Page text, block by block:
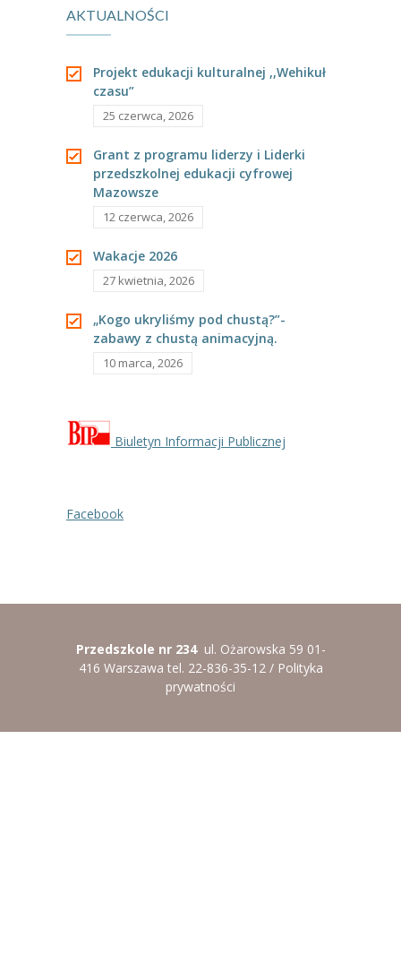
AKTUALNOŚCI
Projekt edukacji kulturalnej ,,Wehikuł
czasu”
25 czerwca, 2026
Grant z programu liderzy i Liderki
przedszkolnej edukacji cyfrowej
Mazowsze
12 czerwca, 2026
Wakacje 2026
27 kwietnia, 2026
„Kogo ukryliśmy pod chustą?”-
zabawy z chustą animacyjną.
10 marca, 2026
Biuletyn Informacji Publicznej
Facebook
Przedszkole nr 234 ul. Ożarowska 59 01-
416 Warszawa tel. 22-836-35-12 / Polityka
prywatności